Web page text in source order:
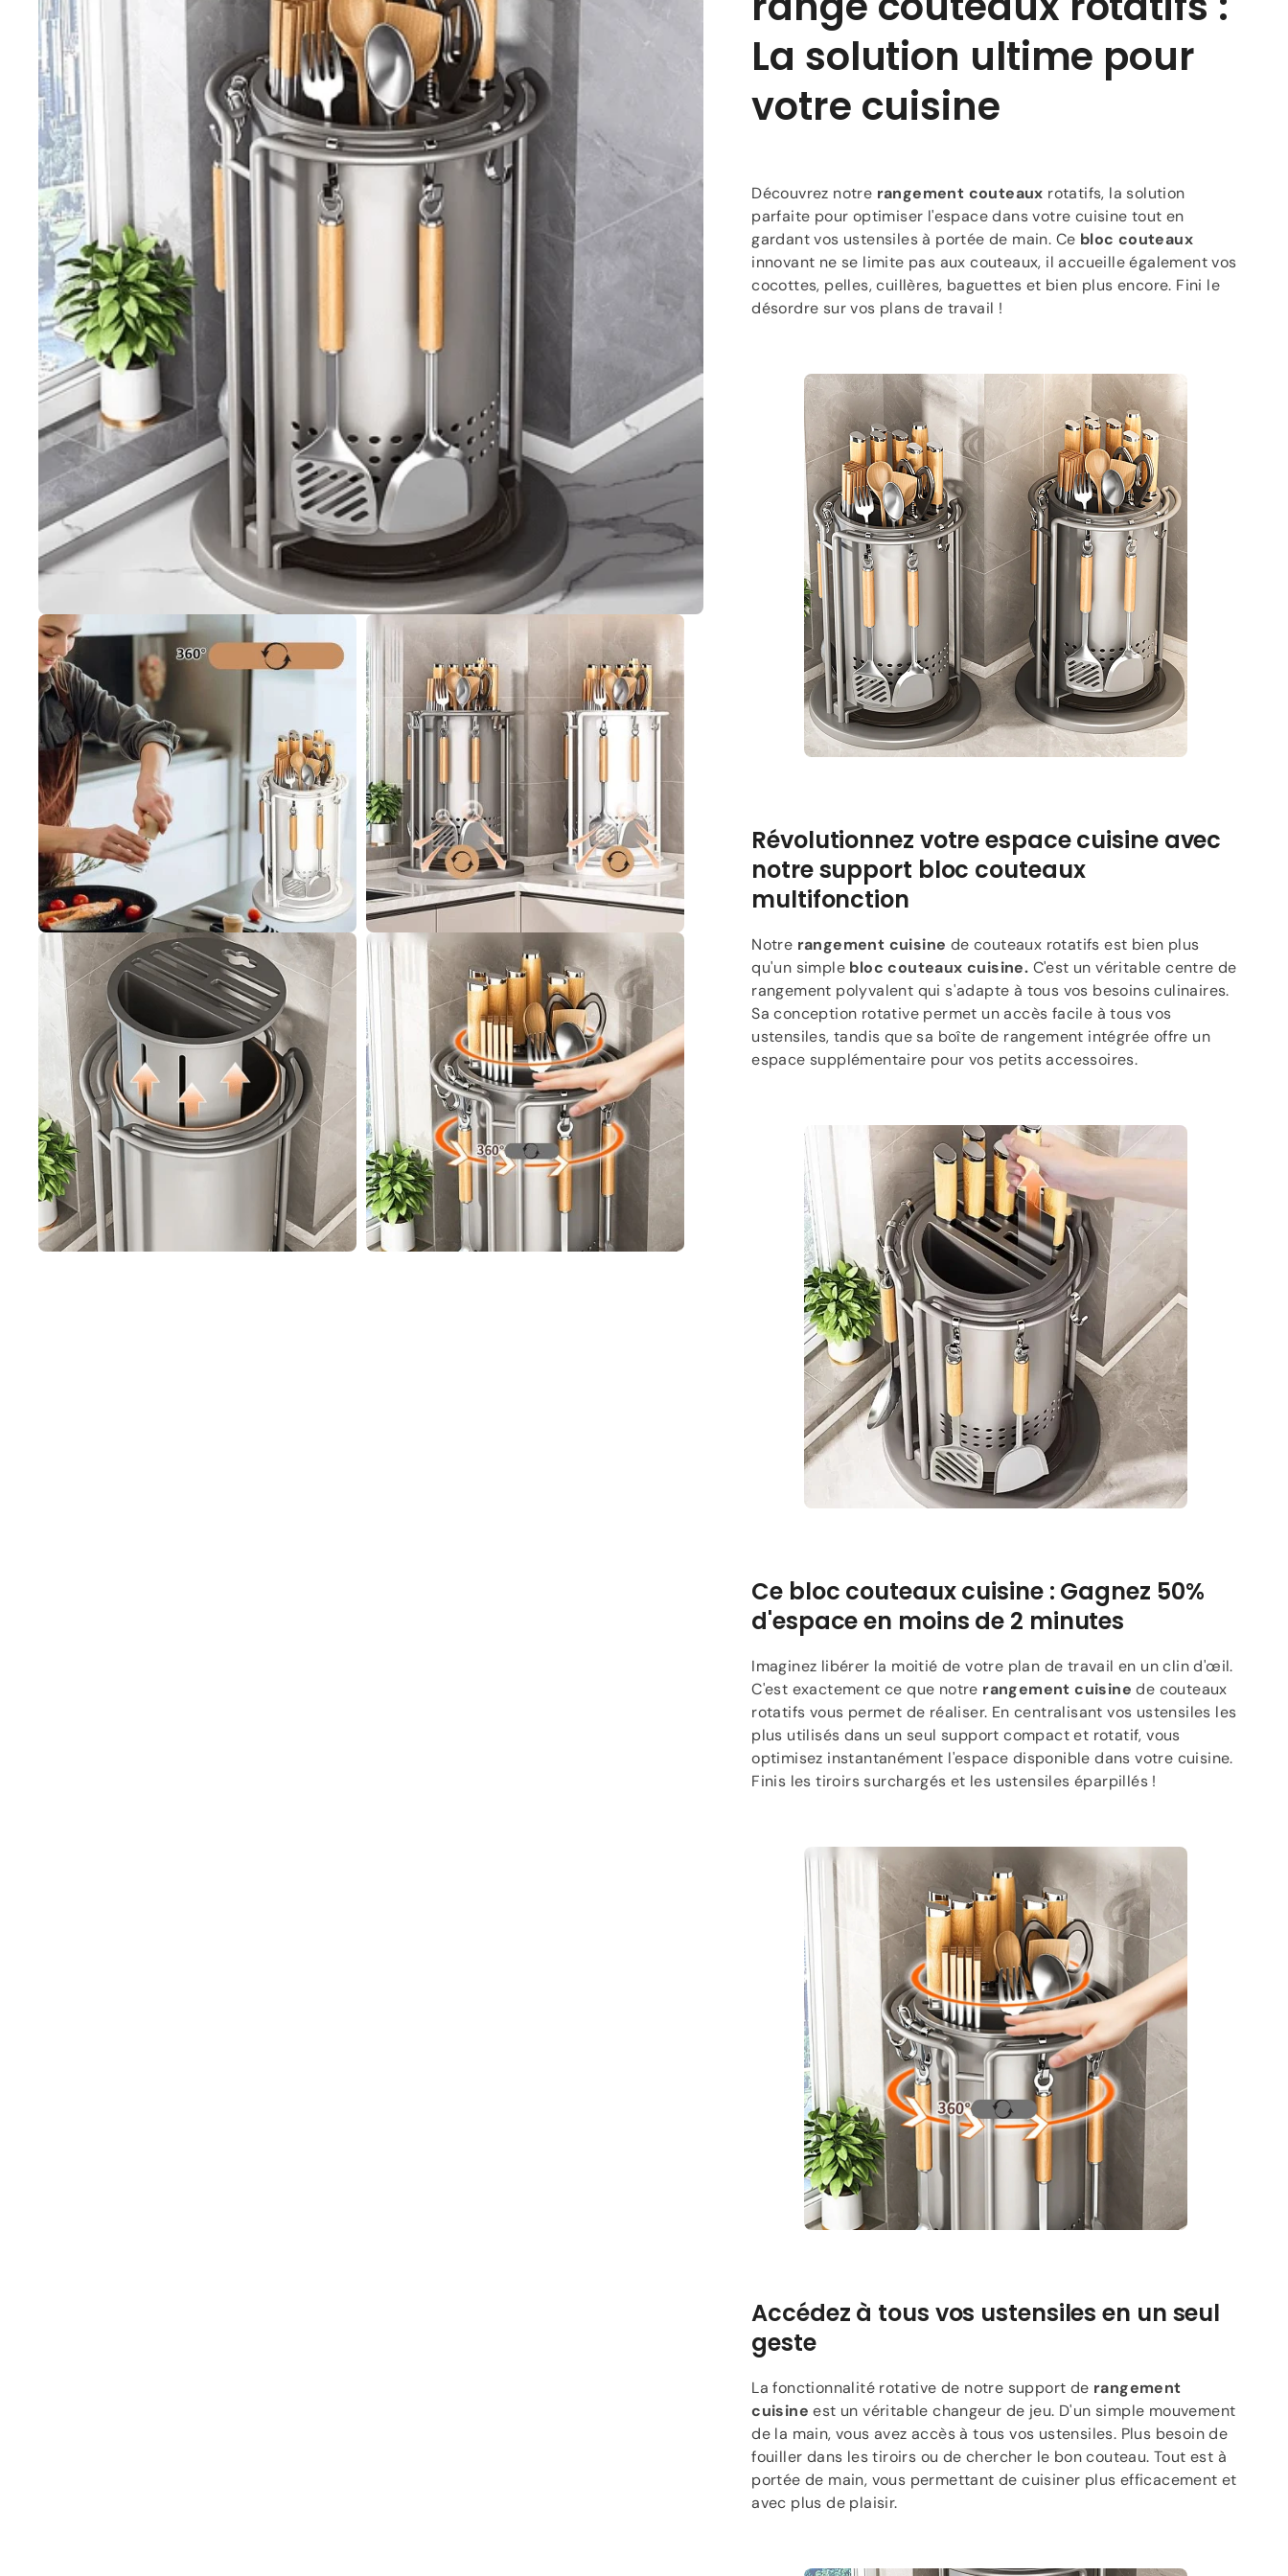
La solution ultime pour
votre cuisine
Découvrez notre rangement couteaux rotatifs, la solution
parfaite pour optimiser l'espace dans votre cuisine tout en
gardant vos ustensiles à portée de main. Ce bloc couteaux
innovant ne se limite pas aux couteaux, il accueille également vos
cocottes, pelles, cuillères, baguettes et bien plus encore. Fini le
désordre sur vos plans de travail !
Révolutionnez votre espace cuisine avec
notre support bloc couteaux
multifonction
Notre rangement cuisine de couteaux rotatifs est bien plus
qu'un simple bloc couteaux cuisine. C'est un véritable centre de
rangement polyvalent qui s'adapte à tous vos besoins culinaires.
Sa conception rotative permet un accès facile à tous vos
ustensiles, tandis que sa boîte de rangement intégrée offre un
espace supplémentaire pour vos petits accessoires.
Ce bloc couteaux cuisine : Gagnez 50%
d'espace en moins de 2 minutes
Imaginez libérer la moitié de votre plan de travail en un clin d'œil.
C'est exactement ce que notre rangement cuisine de couteaux
rotatifs vous permet de réaliser. En centralisant vos ustensiles les
plus utilisés dans un seul support compact et rotatif, vous
optimisez instantanément l'espace disponible dans votre cuisine.
Finis les tiroirs surchargés et les ustensiles éparpillés !
Accédez à tous vos ustensiles en un seul
geste
La fonctionnalité rotative de notre support de rangement
cuisineest un véritable changeur de jeu. D'un simple mouvement
de la main, vous avez accès à tous vos ustensiles. Plus besoin de
fouiller dans les tiroirs ou de chercher le bon couteau. Tout est à
portée de main, vous permettant de cuisiner plus efficacement et
avec plus de plaisir.